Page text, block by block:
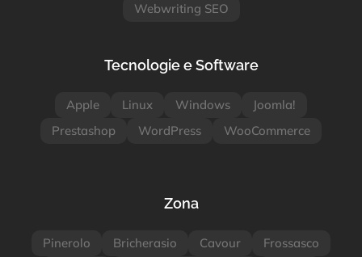
Webwriting SEO
Tecnologie e Software
Apple Linux Windows
Joomla!
Prestashop
WordPress WooCommerce
Zona
Pinerolo Bricherasio Cavour Frossasco